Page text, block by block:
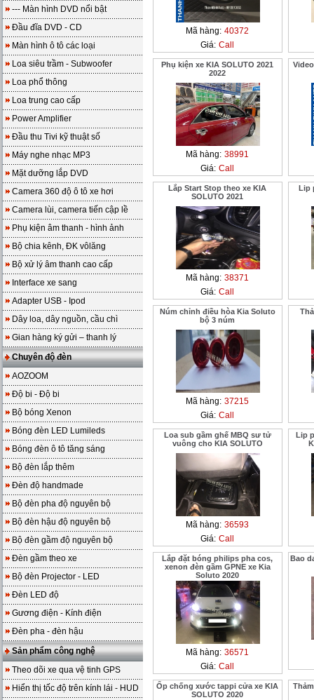
--- Màn hình DVD nổi bật
Đầu đĩa DVD - CD
Màn hình ô tô các loại
Loa siêu trầm - Subwoofer
Loa phổ thông
Loa trung cao cấp
Power Amplifier
Đầu thu Tivi kỹ thuật số
Máy nghe nhạc MP3
Mặt dưỡng lắp DVD
Camera 360 độ ô tô xe hơi
Camera lùi, camera tiến cập lề
Phụ kiện âm thanh - hình ảnh
Bộ chia kênh, ĐK vôlăng
Bộ xử lý âm thanh cao cấp
Interface xe sang
Adapter USB - Ipod
Dây loa, dây nguồn, cầu chì
Gian hàng ký gửi – thanh lý
Chuyên độ đèn
AOZOOM
Độ bi - Độ bi
Bộ bóng Xenon
Bóng đèn LED Lumileds
Bóng đèn ô tô tăng sáng
Bộ đèn lắp thêm
Đèn độ handmade
Bộ đèn pha độ nguyên bộ
Bộ đèn hậu độ nguyên bộ
Bộ đèn gầm độ nguyên bộ
Đèn gầm theo xe
Bộ đèn Projector - LED
Đèn LED độ
Gương điện - Kính điện
Đèn pha - đèn hậu
Sản phẩm công nghệ
Theo dõi xe qua vệ tinh GPS
Hiển thị tốc độ trên kính lái - HUD
Mã hàng: 40372
Giá: Call
Phụ kiện xe KIA SOLUTO 2021
2022
Mã hàng: 38991
Giá: Call
Lắp Start Stop theo xe KIA
SOLUTO 2021
Mã hàng: 38371
Giá: Call
Lip
Núm chỉnh điều hòa Kia Soluto
bộ 3 núm
Mã hàng: 37215
Giá: Call
Loa sub gầm ghế MBQ sư tử
vuông cho KIA SOLUTO
Mã hàng: 36593
Giá: Call
Lip
Lắp đặt bóng philips pha cos,
xenon đèn gầm GPNE xe Kia
Soluto 2020
Mã hàng: 36571
Giá: Call
Bao
Ốp chống xước tappi cửa xe KIA
SOLUTO 2020